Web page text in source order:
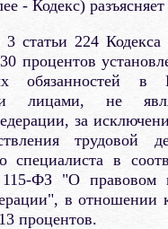
- Кодекс)
статьи 224 Кодекса
процентов
обязанностей в
лицами, не
за
трудовой
специалиста в
ФЗ "О правовом
в отношении
процентов.